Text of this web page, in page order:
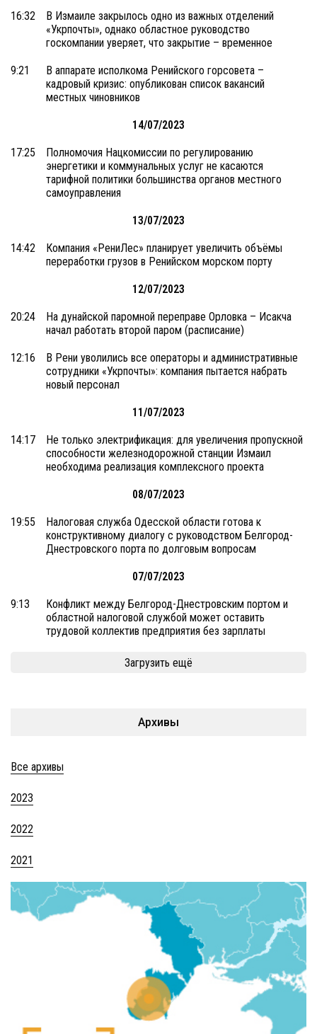
16:32
В Измаиле закрылось одно из важных отделений
«Укрпочты», однако областное руководство
госкомпании уверяет, что закрытие – временное
9:21
В аппарате исполкома Ренийского горсовета –
кадровый кризис: опубликован список вакансий
местных чиновников
14/07/2023
17:25
Полномочия Нацкомиссии по регулированию
энергетики и коммунальных услуг не касаются
тарифной политики большинства органов местного
самоуправления
13/07/2023
14:42
Компания «РениЛес» планирует увеличить объёмы
переработки грузов в Ренийском морском порту
12/07/2023
20:24
На дунайской паромной переправе Орловка – Исакча
начал работать второй паром (расписание)
12:16
В Рени уволились все операторы и административные
сотрудники «Укрпочты»: компания пытается набрать
новый персонал
11/07/2023
14:17
Не только электрификация: для увеличения пропускной
способности железнодорожной станции Измаил
необходима реализация комплексного проекта
08/07/2023
19:55
Налоговая служба Одесской области готова к
конструктивному диалогу с руководством Белгород-
Днестровского порта по долговым вопросам
07/07/2023
9:13
Конфликт между Белгород-Днестровским портом и
областной налоговой службой может оставить
трудовой коллектив предприятия без зарплаты
Загрузить ещё
Архивы
Все архивы
2023
2022
2021